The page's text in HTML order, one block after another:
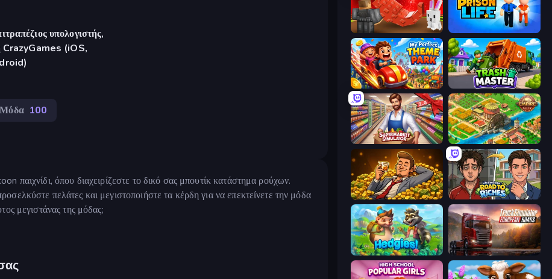
υπολογιστής,
(iOS,
Μόδα 100
όπου διαχειρίζεστε το δικό σας μπουτίκ κατάστημα ρούχων.
πελάτες και μεγιστοποιήστε τα κέρδη για να επεκτείνετε την μόδα
μεγιστάνας της μόδας;
Grow A Garden | Growden.io Prison Life
My Perfect Theme Park Trash Master
Supermarket Simulator: Store Manager Empire City
Idle Billionaire Tycoon Life Simulator: Road to Riches
Hedgies Truck Simulator: European Roads